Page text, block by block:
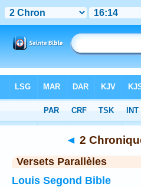
>Chapitre 16 > Verset 14
◄ 2
Versets Parallèles
Louis Segond Bible